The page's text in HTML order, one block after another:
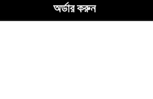
অর্ডার করুন